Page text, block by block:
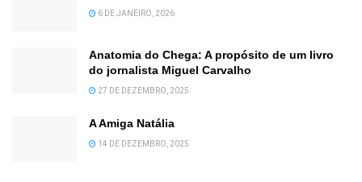
6 DE JANEIRO, 2026
Anatomia do Chega: A propósito de um livro
do jornalista Miguel Carvalho
27 DE DEZEMBRO, 2025
A Amiga Natália
14 DE DEZEMBRO, 2025